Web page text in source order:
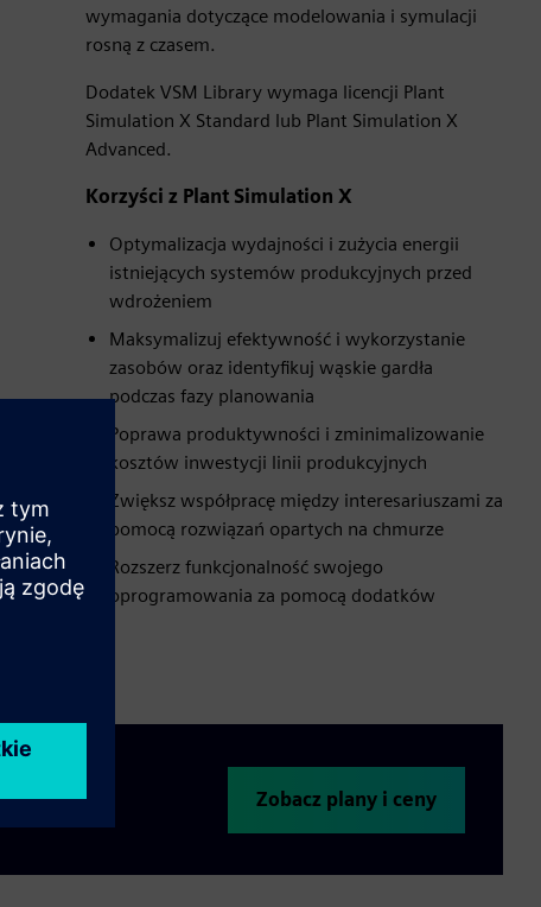
wymagania dotyczące modelowania i symulacji
rosną z czasem.
Dodatek VSM Library wymaga licencji Plant
Simulation X Standard lub Plant Simulation X
Advanced.
Korzyści z Plant Simulation X
Optymalizacja wydajności i zużycia energii
istniejących systemów produkcyjnych przed
wdrożeniem
Maksymalizuj efektywność i wykorzystanie
zasobów oraz identyfikuj wąskie gardła
podczas fazy planowania
Poprawa produktywności i zminimalizowanie
kosztów inwestycji linii produkcyjnych
Zwiększ współpracę między interesariuszami za
pomocą rozwiązań opartych na chmurze
Rozszerz funkcjonalność swojego
oprogramowania za pomocą dodatków
Zobacz plany i ceny